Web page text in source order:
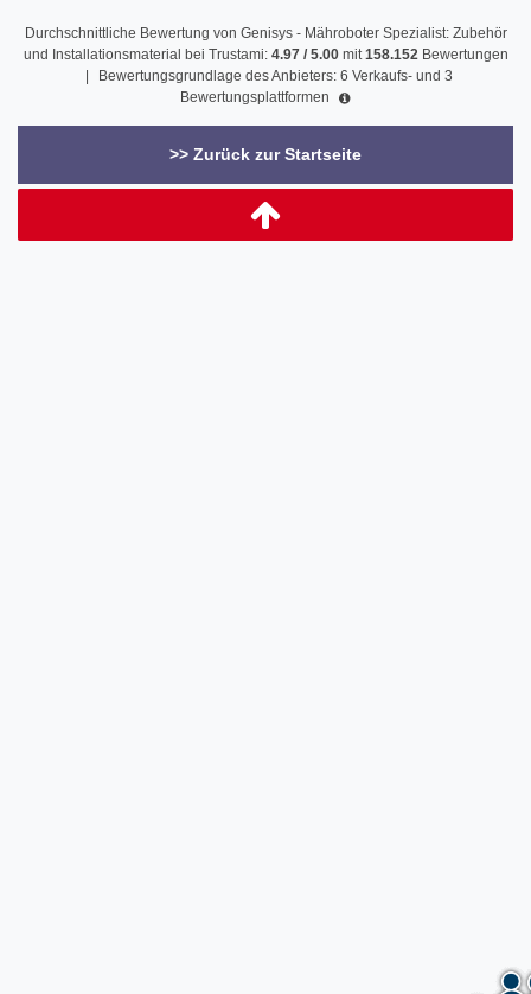
Durchschnittliche Bewertung von Genisys - Mähroboter Spezialist: Zubehör
und Installationsmaterial bei Trustami: 4.97/ 5.00mit158.152 Bewertungen
Bewertungsgrundlage des Anbieters: 6 Verkaufs- und 3
Bewertungsplattformen
>> Zurück zur Startseite